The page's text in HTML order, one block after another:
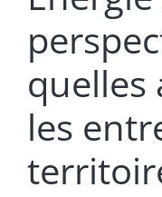
quelles
les